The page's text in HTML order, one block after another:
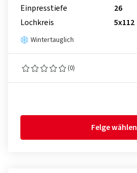
Einpresstiefe
26
Lochkreis
5x112
Wintertauglich
(0)
Felge wählen